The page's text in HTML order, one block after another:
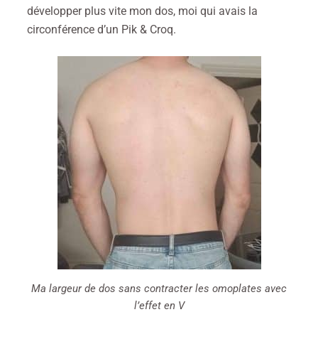
développer plus vite mon dos, moi qui avais la
circonférence d’un Pik & Croq.
Ma largeur de dos sans contracter les omoplates avec
l’effet en V